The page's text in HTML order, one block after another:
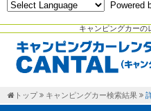
キャンピングカーの
Powered
トップ キャンピングカー検索結果